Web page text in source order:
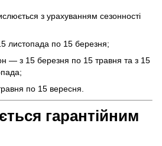
з урахуванням сезонності
листопада по 15 березня;
— з 15 березня по 15 травня та з 15
по 15 вересня.
гарантійним